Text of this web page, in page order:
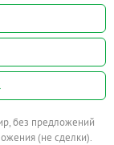
без предложений
(не сделки).